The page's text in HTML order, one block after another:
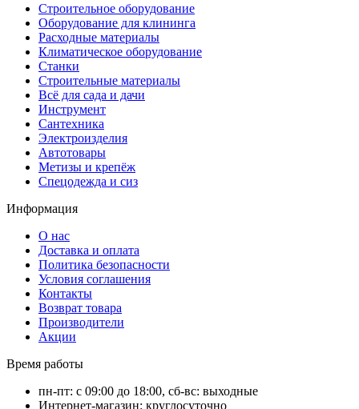
Строительное оборудование
Оборудование для клининга
Расходные материалы
Климатическое оборудование
Станки
Строительные материалы
Всё для сада и дачи
Инструмент
Сантехника
Электроизделия
Автотовары
Метизы и крепёж
Спецодежда и сиз
Информация
О нас
Доставка и оплата
Политика безопасности
Условия соглашения
Контакты
Возврат товара
Производители
Акции
Время работы
пн-пт: с 09:00 до 18:00, сб-вс: выходные
Интернет-магазин: круглосуточно